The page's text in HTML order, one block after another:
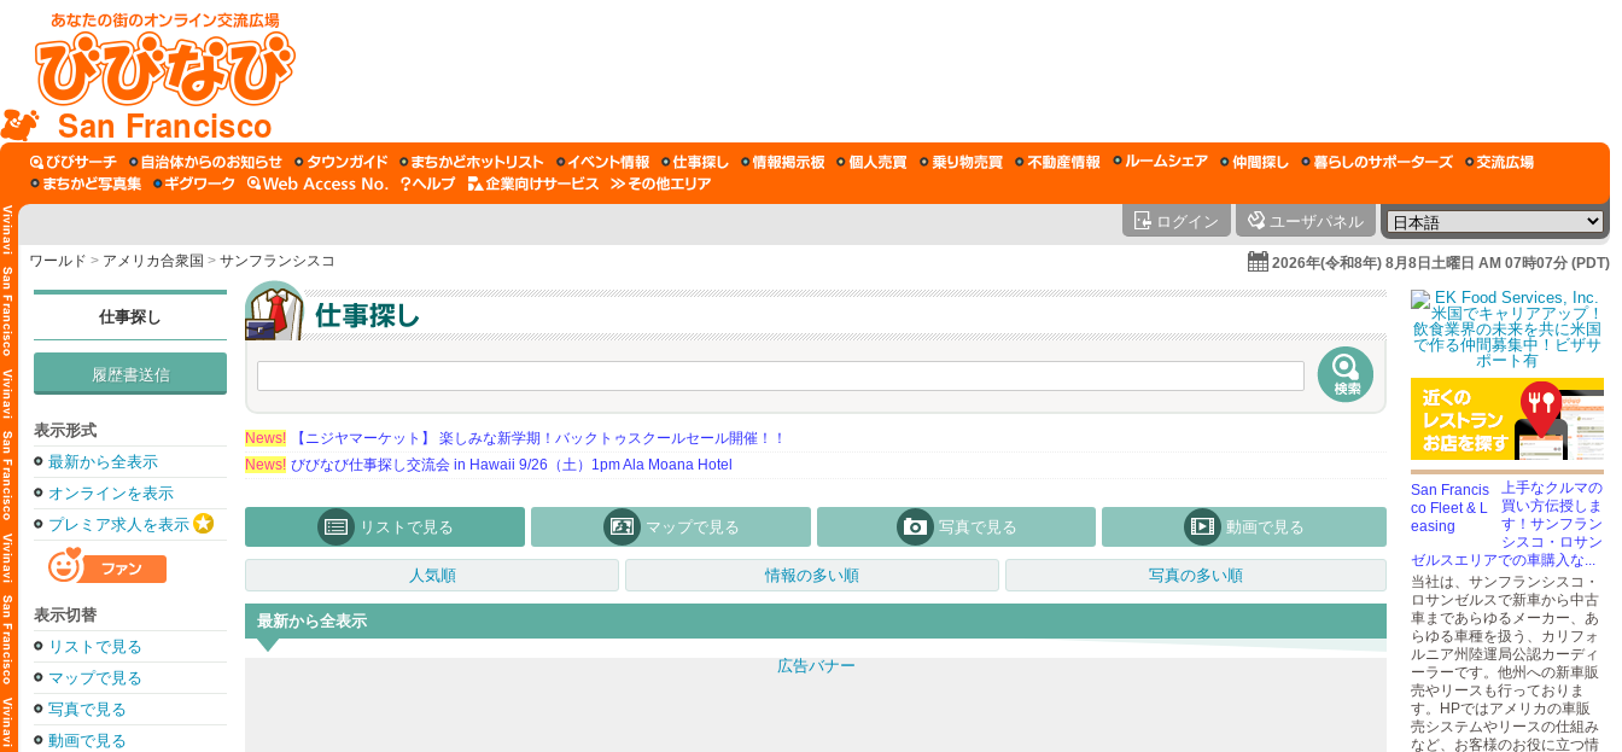
San Francisco
ログイン ユーザパネル
ワールド > アメリカ合衆国 > サンフランシスコ 2026年(令和8年) 8月8日土曜日 AM 07時07分 (PDT)
仕事探し
履歴書送信
表示形式
最新から全表示
オンラインを表示
プレミア求人を表示
表示切替
リストで見る
マップで見る
写真で見る
動画で見る
News!
【ニジヤマーケット】 楽しみな新学期！バックトゥスクールセール開催！！
News! びびなび仕事探し交流会 in Hawaii 9/26（土）1pm Ala Moana Hotel
リストで見る マップで見る 写真で見る 動画で見る
人気順 情報の多い順 写真の多い順
最新から全表示
上手なクルマの
買い方伝授しま
す！サンフラン
シスコ・ロサン
ゼルスエリアでの車購入な...
当社は、サンフランシスコ・
ロサンゼルスで新車から中古
車まであらゆるメーカー、あ
らゆる車種を扱う、カリフォ
ルニア州陸運局公認カーディ
ーラーです。他州への新車販
売やリースも行っておりま
す。HPではアメリカの車販
売システムやリースの仕組み
など、お客様のお役に立つ情